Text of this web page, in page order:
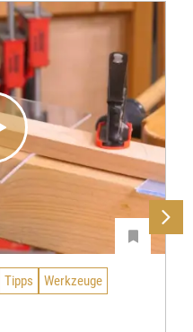
Tipps Werkzeuge